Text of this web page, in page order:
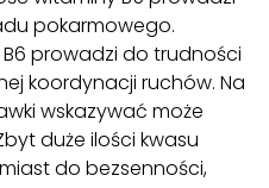
pokarmowego.
prowadzi do trudności
koordynacji ruchów. Na
wskazywać może
duże ilości kwasu
do bezsenności,